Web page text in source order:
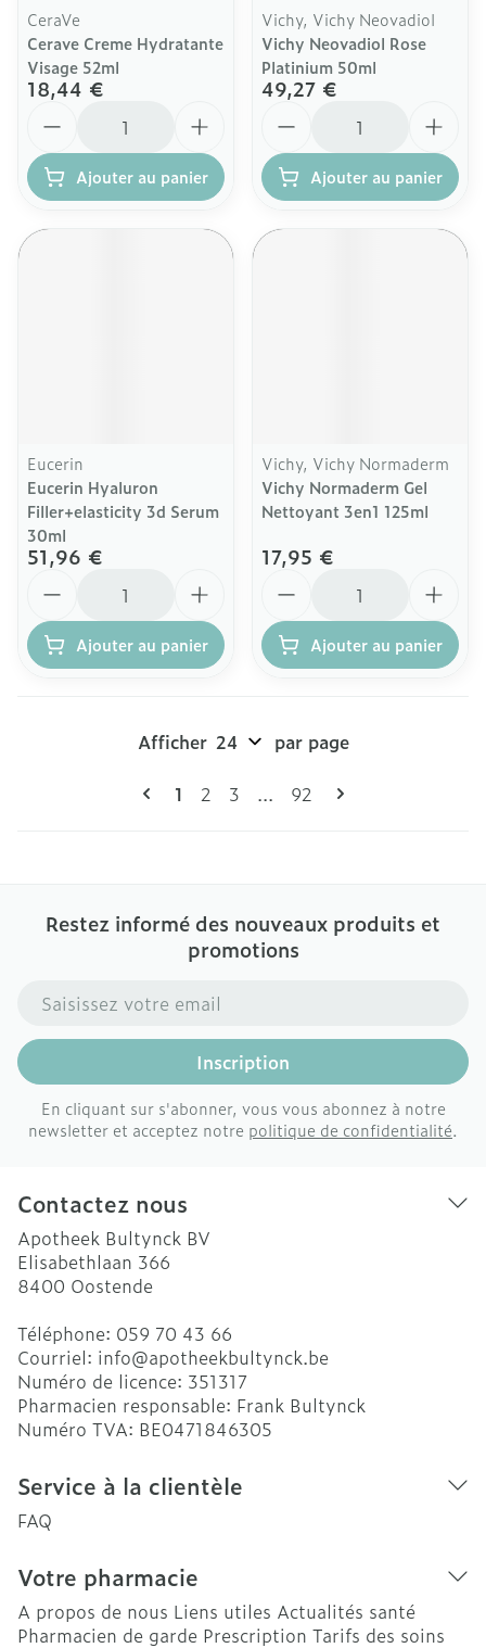
CeraVe
Cerave Creme Hydratante
Visage 52ml
18,44 €
Ajouter au panier
Vichy, Vichy Neovadiol
Vichy Neovadiol Rose
Platinium 50ml
49,27 €
Ajouter au panier
Eucerin
Eucerin Hyaluron
Filler+elasticity 3d Serum
30ml
51,96 €
Ajouter au panier
Vichy, Vichy Normaderm
Vichy Normaderm Gel
Nettoyant 3en1 125ml
17,95 €
Ajouter au panier
Vous lisez actuellement la page
1 Page
2 Page
3 ... Page
92
Afficher par page
Restez informé des nouveaux produits et
promotions
Adresse mail
Inscription
En cliquant sur s'abonner, vous vous abonnez à notre
newsletter et acceptez notre politique de confidentialité.
Contactez nous
Apotheek Bultynck BV
Elisabethlaan 366
8400 Oostende
Téléphone: 059 70 43 66
Courriel: info@apotheekbultynck.be
Numéro de licence: 351317
Pharmacien responsable: Frank Bultynck
Numéro TVA: BE0471846305
Service à la clientèle
FAQ
Votre pharmacie
A propos de nous Liens utiles Actualités santé
Pharmacien de garde Prescription Tarifs des soins